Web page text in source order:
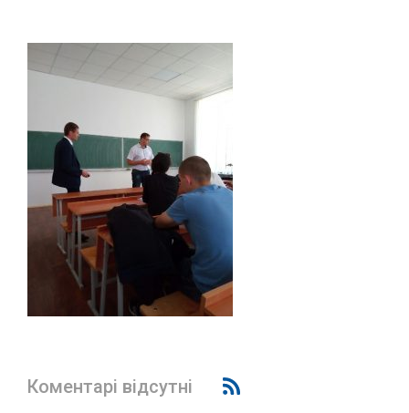
Коментарі відсутні